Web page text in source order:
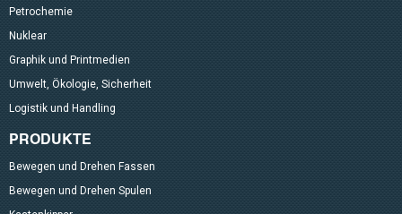
Petrochemie
Nuklear
Graphik und Printmedien
Umwelt, Ökologie, Sicherheit
Logistik und Handling
PRODUKTE
Bewegen und Drehen Fassen
Bewegen und Drehen Spulen